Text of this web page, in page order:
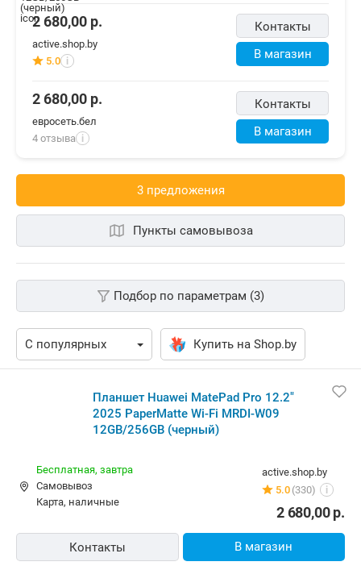
Контакты
В магазин
2 680,00 р.
active.shop.by
5.0 i
Контакты
В магазин
2 680,00 р.
евросеть.бел
4 отзыва i
3 предложения
Пункты самовывоза
Подбор по параметрам (3)
Купить на Shop.by
Wi-Fi MRDI-W09 12GB/256GB (черный)
active.shop.by
5.0(330) i
Бесплатная,
карта, наличные
2 680,00